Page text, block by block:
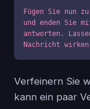
Fügen Sie nun
und enden Sie
antworten.
Nachricht
Verfeinern Sie
kann ein paar